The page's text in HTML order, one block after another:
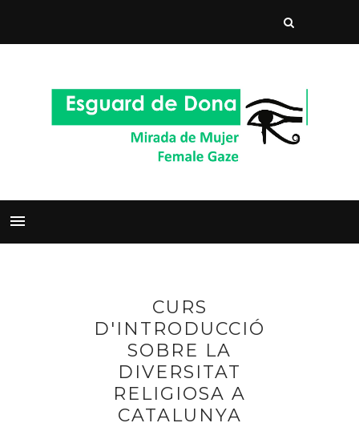
CURS
D'INTRODUCCIÓ
SOBRE LA
DIVERSITAT
RELIGIOSA A
CATALUNYA